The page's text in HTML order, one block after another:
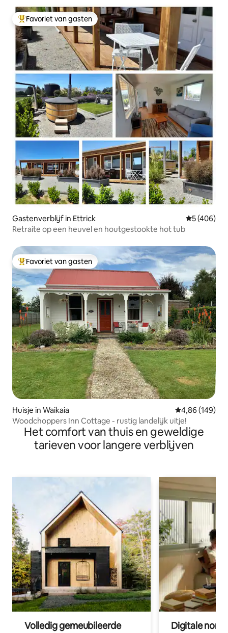
Topfavoriet van gasten
Favoriet van gasten
Gastenverblijf in Ettrick
5 (406)
Retraite op een heuvel en houtgestookte hot tub
Topfavoriet van gasten
Favoriet van gasten
Huisje in Waikaia Gemiddelde
4,86 (149)
Woodchoppers Inn Cottage - rustig landelijk uitje!
Het comfort van thuis en geweldige
tarieven voor langere verblijven
Volledig gemeubileerde
Digitale